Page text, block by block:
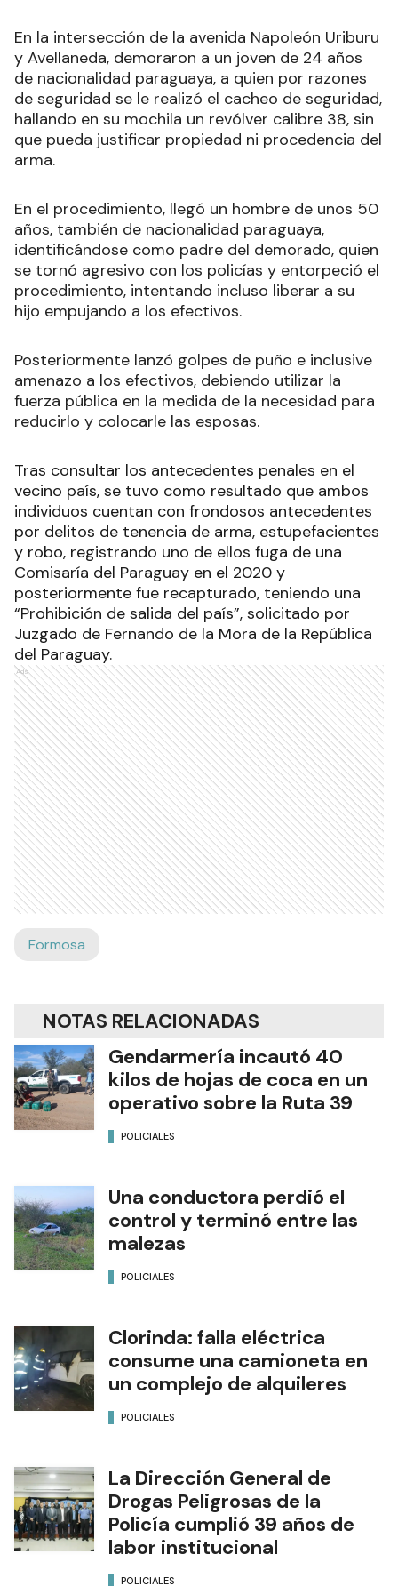
En la intersección de la avenida Napoleón Uriburu
y Avellaneda, demoraron a un joven de 24 años
de nacionalidad paraguaya, a quien por razones
de seguridad se le realizó el cacheo de seguridad,
hallando en su mochila un revólver calibre 38, sin
que pueda justificar propiedad ni procedencia del
arma.
En el procedimiento, llegó un hombre de unos 50
años, también de nacionalidad paraguaya,
identificándose como padre del demorado, quien
se tornó agresivo con los policías y entorpeció el
procedimiento, intentando incluso liberar a su
hijo empujando a los efectivos.
Posteriormente lanzó golpes de puño e inclusive
amenazo a los efectivos, debiendo utilizar la
fuerza pública en la medida de la necesidad para
reducirlo y colocarle las esposas.
Tras consultar los antecedentes penales en el
vecino país, se tuvo como resultado que ambos
individuos cuentan con frondosos antecedentes
por delitos de tenencia de arma, estupefacientes
y robo, registrando uno de ellos fuga de una
Comisaría del Paraguay en el 2020 y
posteriormente fue recapturado, teniendo una
“Prohibición de salida del país”, solicitado por
Juzgado de Fernando de la Mora de la República
del Paraguay.
Ads
Formosa
NOTAS RELACIONADAS
Gendarmería incautó 40
kilos de hojas de coca en un
operativo sobre la Ruta 39
POLICIALES
Una conductora perdió el
control y terminó entre las
malezas
POLICIALES
Clorinda: falla eléctrica
consume una camioneta en
un complejo de alquileres
POLICIALES
La Dirección General de
Drogas Peligrosas de la
Policía cumplió 39 años de
labor institucional
POLICIALES